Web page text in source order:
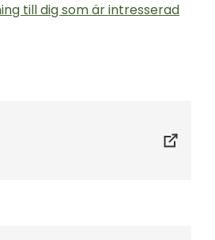
till dig som är intresserad